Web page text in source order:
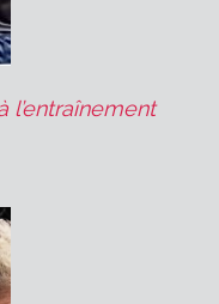
l’entraînement